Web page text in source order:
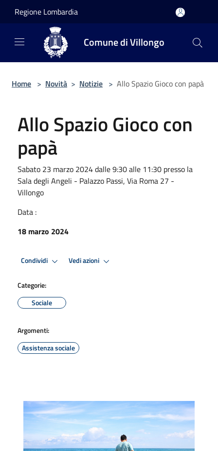
Regione Lombardia
Comune di Villongo
Home > Novità > Notizie > Allo Spazio Gioco con papà
Allo Spazio Gioco con
papà
Sabato 23 marzo 2024 dalle 9:30 alle 11:30 presso la
Sala degli Angeli - Palazzo Passi, Via Roma 27 -
Villongo
Data :
18 marzo 2024
Condividi Vedi azioni
Categorie:
Sociale
Argomenti:
Assistenza sociale